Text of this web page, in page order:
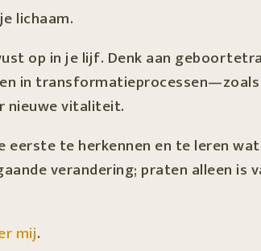
lichaam.
op in je lijf. Denk aan
in
nieuwe vitaliteit.
te herkennen en te leren
verandering; praten alleen is
mij.